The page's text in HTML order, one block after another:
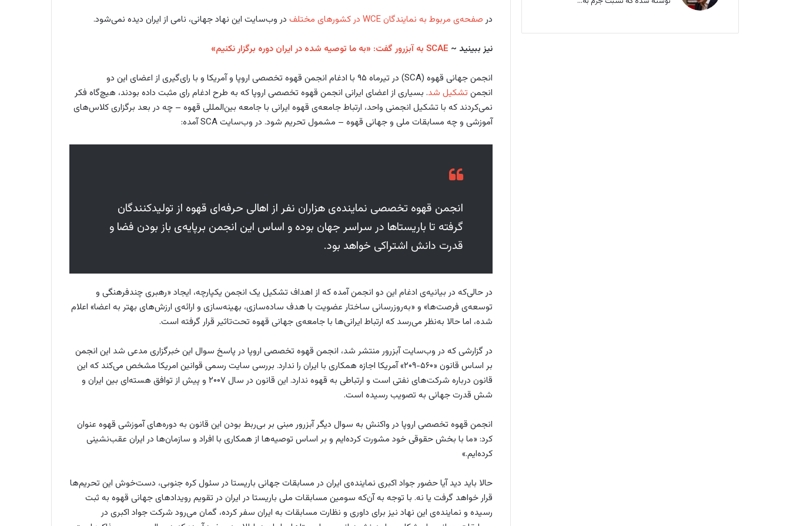
درصفحه‌ی مربوط به نمایندگان WCE در کشورهای مختلف در وب‌سایت این نهاد جهانی، نامی از ایران دیده نمی‌شود.
نیز ببینید ~ SCAE به آبزرور گفت: «به ما توصیه شده در ایران دوره برگزار نکنیم»
انجمن جهانی قهوه (SCA) در تیرماه ۹۵ با ادغام انجمن قهوه تخصصی اروپا و آمریکا و با رای‌گیری از اعضای این دو
انجمن تشکیل شد. بسیاری از اعضای ایرانی انجمن قهوه تخصصی اروپا که به طرح ادغام رای مثبت داده بودند، هیچ‌گاه فکر
نمی‌کردند که با تشکیل انجمنی واحد، ارتباط جامعه‌ی قهوه ایرانی با جامعه بین‌المللی قهوه – چه در بعد برگزاری کلاس‌های
آموزشی و چه مسابقات ملی و جهانی قهوه – مشمول تحریم‌ شود. در وب‌سایت SCA آمده:
انجمن قهوه تخصصی نماینده‌ی هزاران نفر از اهالی حرفه‌ای قهوه از تولید‌کنندگان
گرفته تا باریستاها در سراسر جهان بوده و اساس این انجمن برپایه‌ی باز بودن فضا و
قدرت دانش اشتراکی خواهد بود.
در حالی‌که در بیانیه‌ی ادغام این دو انجمن آمده که از اهداف تشکیل یک انجمن یکپارچه، ایجاد «رهبری چندفرهنگی و
توسعه‌ی فرصت‌ها» و «به‌روزرسانی ساختار عضویت با هدف ساده‌سازی، بهینه‌سازی و ارائه‌ی ارزش‌های بهتر به اعضا» اعلام
شده، اما حالا به‌نظر می‌رسد که ارتباط ایرانی‌ها با جامعه‌ی جهانی قهوه تحت‌تاثیر قرار گرفته است.
در گزارشی که در وب‌سایت آبزرور منتشر شد، انجمن قهوه تخصصی اروپا در پاسخ سوال این خبرگزاری مدعی شد این انجمن
بر اساس قانون «۵۶۰-۲۰۹» آمریکا اجازه همکاری با ایران را ندارد. بررسی سایت رسمی قوانین امریکا مشخص می‌کند که این
قانون درباره شرکت‌های نفتی است و ارتباطی به قهوه ندارد. این قانون در سال ۲۰۰۷ و پیش از توافق هسته‌ای بین ایران و
شش قدرت جهانی به تصویب رسیده است.
انجمن قهوه تخصصی اروپا در واکنش به سوال دیگر آبزرور مبنی بر بی‌ربط بودن این قانون به دوره‌های آموزشی قهوه عنوان
کرد: «ما با بخش حقوقی خود مشورت کرده‌ایم و بر اساس توصیه‌ها از همکاری با افراد و سازمان‌ها در ایران عقب‌نشینی
کرده‌ایم.»
حالا باید دید آیا حضور جواد اکبری نماینده‌ی ایران در مسابقات جهانی باریستا در سئول کره جنوبی، دست‌خوش این تحریم‌ها
قرار خواهد گرفت یا نه. با توجه به آن‌که سومین مسابقات ملی باریستا در ایران در تقویم رویدادهای جهانی قهوه به ثبت
رسیده و نماینده‌ی این نهاد نیز برای داوری و نظارت مسابقات به ایران سفر کرده، گمان می‌رود شرکت جواد اکبری در